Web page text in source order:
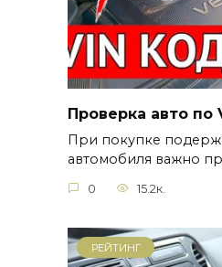
Проверка авто по
При покупке
автомобиля важно
0 15.2к.
РЕЙТИНГ